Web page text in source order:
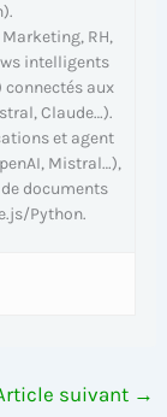
RH,
intelligents
connectés aux
Claude…).
et agent
Mistral…),
documents
Python.
suivant →